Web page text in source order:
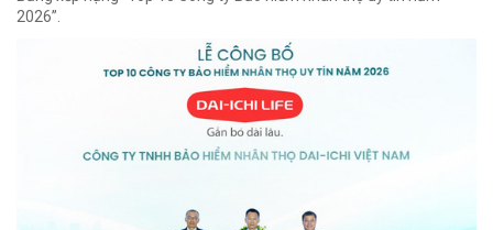
2026”.